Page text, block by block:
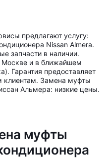
предлагают услугу:
Nissan Almera.
запчасти в наличии.
Москве и в ближайшем
Гарантия предоставляет
клиентам. Замена муфты
Альмера: низкие цены.
муфты